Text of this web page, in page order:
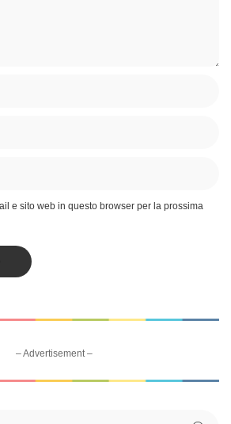
e sito web in questo browser per la prossima
– Advertisement –